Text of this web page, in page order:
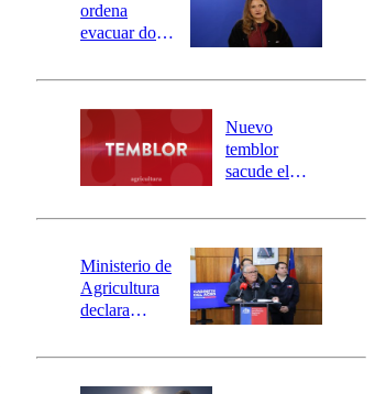
ordena
evacuar dos
Carahue por
río Damas:
activa
mensajería
SAE
Nuevo
temblor
sacude el
revisa la
epicentro
Ministerio de
Agricultura
declara
agrícola para